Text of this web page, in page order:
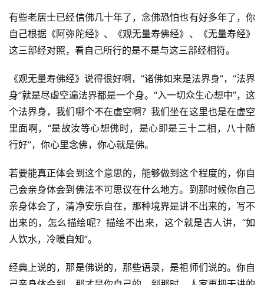
资
讯
八
点
有些老居士已经信佛几十年了，念佛恐怕也有好多年了，你
自己根据《阿弥陀经》、《观无量寿佛经》、《无量寿经》
这三部经对照，看自己所行的是不是与这三部经相符。
《观无量寿佛经》说得很好啊，“诸佛如来是法界身”，“法界
身”就是尽虚空遍法界都是一个身。“入一切众生心想中”，这
个法界身，我们哪个不在虚空啊？我们坐在这里也是在虚空
里面啊，“是故汝等心想佛时，是心即是三十二相，八十随
行好”，你心里念佛，你心就是佛。
若要能真正体会到这个意思的，能够做到这个程度的，你自
己会亲身体会到佛法不可思议在什么地方。到那时候你自己
亲身体会了，清净安乐自在，那种境界是讲不出来的，写不
出来的，怎么描绘呢？描绘不出来，这个就是古人讲，“如
人饮水，冷暖自知”。
经典上说的，那是佛说的，那些语录，是祖师们说的。你自